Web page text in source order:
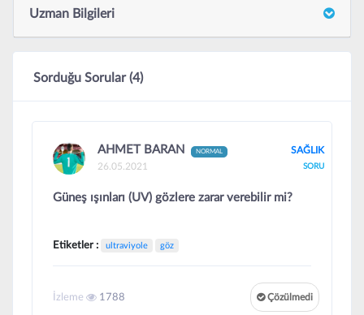
Uzman Bilgileri
Sorduğu Sorular (4)
AHMET BARAN NORMAL
26.05.2021
SAĞLIK
SORU
Güneş ışınları (UV) gözlere zarar verebilir mi?
Etiketler : ultraviyole göz
Çözülmedi
İzleme 1788